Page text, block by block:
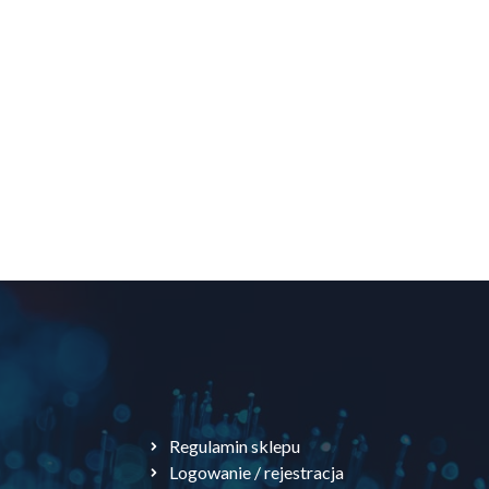
Regulamin sklepu
Logowanie / rejestracja